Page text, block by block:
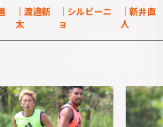
渡邉新
太
シルビーニ
ョ
新井直
人